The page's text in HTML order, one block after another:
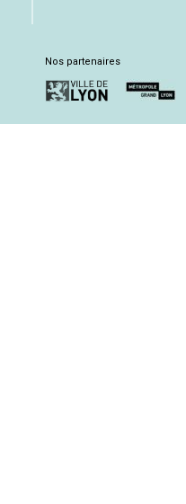
Nos partenaires